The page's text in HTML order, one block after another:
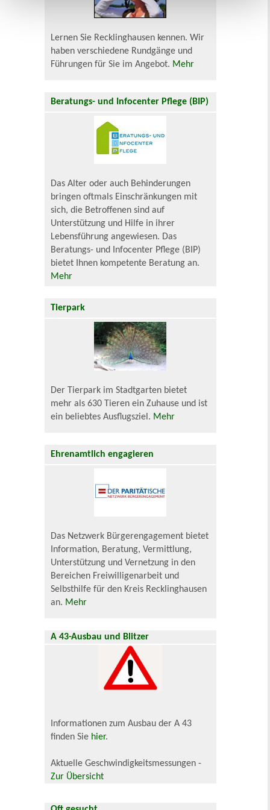
Lernen Sie Recklinghausen kennen. Wir
haben verschiedene Rundgänge und
Führungen für Sie im Angebot. Mehr
Beratungs- und Infocenter Pflege (BIP)
Das Alter oder auch Behinderungen
bringen oftmals Einschränkungen mit
sich, die Betroffenen sind auf
Unterstützung und Hilfe in ihrer
Lebensführung angewiesen. Das
Beratungs- und Infocenter Pflege (BIP)
bietet Ihnen kompetente Beratung an.
Mehr
Tierpark
Der Tierpark im Stadtgarten bietet
mehr als 630 Tieren ein Zuhause und ist
ein beliebtes Ausflugsziel. Mehr
Ehrenamtlich engagieren
Das Netzwerk Bürgerengagement bietet
Information, Beratung, Vermittlung,
Unterstützung und Vernetzung in den
Bereichen Freiwilligenarbeit und
Selbsthilfe für den Kreis Recklinghausen
an. Mehr
A 43-Ausbau und Blitzer
Informationen zum Ausbau der A 43
finden Sie hier.
Aktuelle Geschwindigkeitsmessungen -
Zur Übersicht